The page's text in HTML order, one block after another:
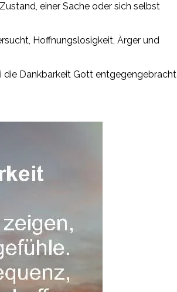
einer Sache oder sich selbst
Hoffnungslosigkeit, Ärger und
die Dankbarkeit Gott entgegengebracht